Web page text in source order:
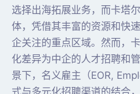
选择出海拓展业务，而卡塔
体，凭借其丰富的资源和快
企关注的重点区域。然而，
化差异为中企的人才招聘和
景下，名义雇主（EOR,
式与多元化招聘渠道的结合